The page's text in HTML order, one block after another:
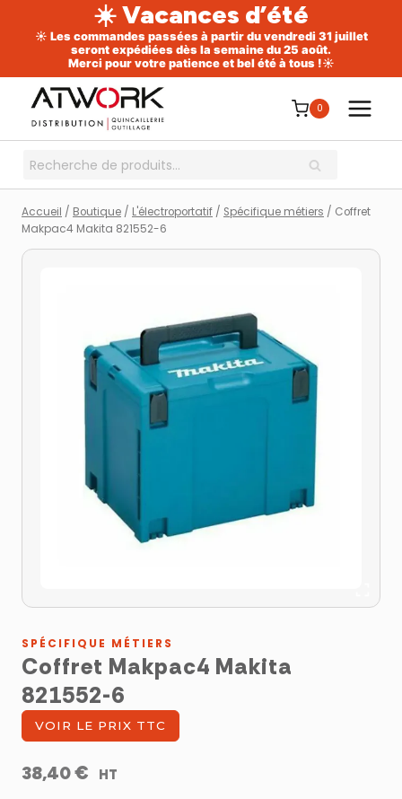
☀️ Vacances d’été
☀️ Les commandes passées à partir du vendredi 31 juillet
seront expédiées dès la semaine du 25 août.
Merci pour votre patience et bel été à tous !☀️
contenu
0
Recherche
RECHERCHE
Accueil / Boutique / L'électroportatif / Spécifique métiers / Coffret
Makpac4 Makita 821552-6
SPÉCIFIQUE MÉTIERS
Coffret Makpac4 Makita
821552-6
VOIR LE PRIX TTC
38,40€ HT